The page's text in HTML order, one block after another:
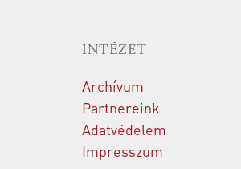
INTÉZET
Archívum
Partnereink
Adatvédelem
Impresszum